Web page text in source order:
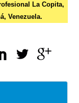
La Copita,
Venezuela.